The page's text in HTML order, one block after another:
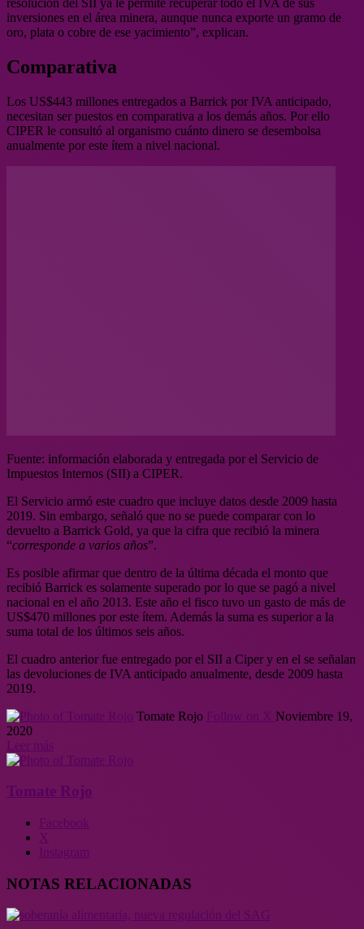
inversiones en el área minera, aunque nunca exporte un gramo de
oro, plata o cobre de ese yacimiento”, explican.
Comparativa
Los US$443 millones entregados a Barrick por IVA anticipado,
necesitan ser puestos en comparativa a los demás años. Por ello
CIPER le consultó al organismo cuánto dinero se desembolsa
anualmente por este ítem a nivel nacional.
Fuente: información elaborada y entregada por el Servicio de
Impuestos Internos (SII) a CIPER.
El Servicio armó este cuadro que incluye datos desde 2009 hasta
2019. Sin embargo, señaló que no se puede comparar con lo
devuelto a Barrick Gold, ya que la cifra que recibió la minera
“corresponde a varios años”.
Es posible afirmar que dentro de la última década el monto que
recibió Barrick es solamente superado por lo que se pagó a nivel
nacional en el año 2013. Este año el fisco tuvo un gasto de más de
US$470 millones por este ítem. Además la suma es superior a la
suma total de los últimos seis años.
El cuadro anterior fue entregado por el SII a Ciper y en el se señalan
las devoluciones de IVA anticipado anualmente, desde 2009 hasta
2019.
Tomate Rojo
Noviembre 19,
2020
NOTAS RELACIONADAS